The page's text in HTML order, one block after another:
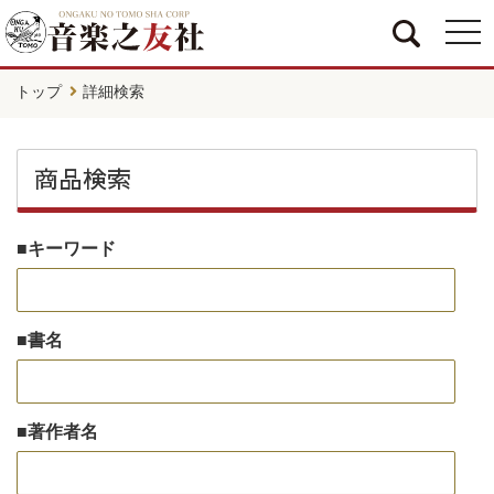
トップ 詳細検索
商品検索
キーワード
書名
著作者名